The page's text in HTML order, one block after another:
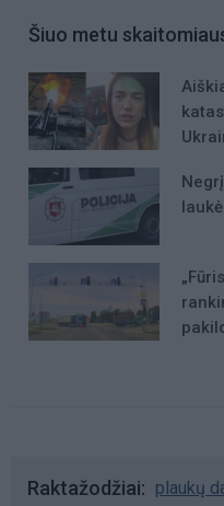
Šiuo metu
Raktažodžiai plaukų